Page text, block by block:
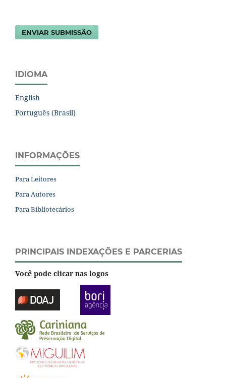
ENVIAR SUBMISSÃO
IDIOMA
English
Português (Brasil)
INFORMAÇÕES
Para Leitores
Para Autores
Para Bibliotecários
PRINCIPAIS INDEXAÇÕES E PARCERIAS
Você pode clicar nas logos